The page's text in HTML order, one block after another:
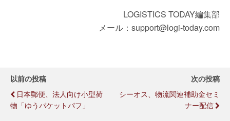
LOGISTICS TODAY編集部
メール：support@logi-today.com
以前の投稿
日本郵便、法人向け小型荷
物「ゆうパケットパフ」
次の投稿
シーオス、物流関連補助金セミ
ナー配信